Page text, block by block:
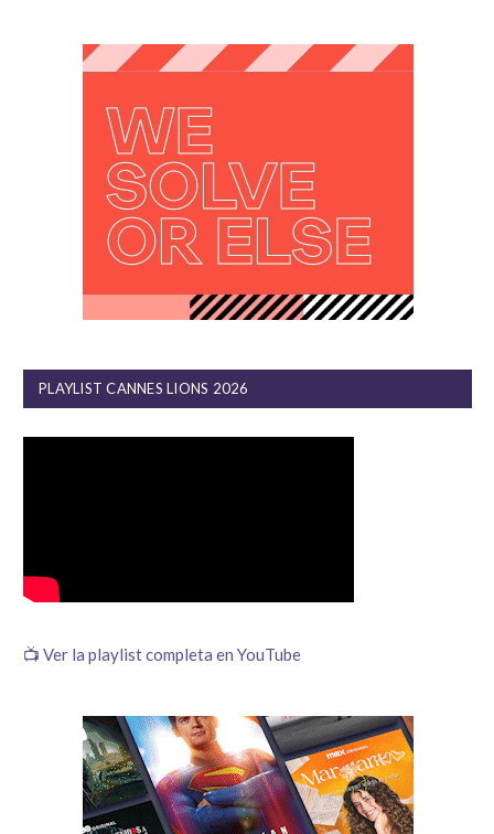
PLAYLIST CANNES LIONS 2026
📺 Ver la playlist completa en YouTube